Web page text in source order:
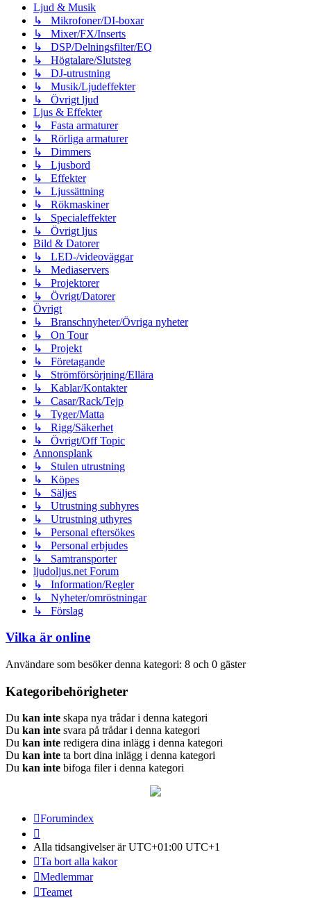
Ljud & Musik
↳ Mikrofoner/DI-boxar
↳ Mixer/FX/Inserts
↳ DSP/Delningsfilter/EQ
↳ Högtalare/Slutsteg
↳ DJ-utrustning
↳ Musik/Ljudeffekter
↳ Övrigt ljud
Ljus & Effekter
↳ Fasta armaturer
↳ Rörliga armaturer
↳ Dimmers
↳ Ljusbord
↳ Effekter
↳ Ljussättning
↳ Rökmaskiner
↳ Specialeffekter
↳ Övrigt ljus
Bild & Datorer
↳ LED-/videoväggar
↳ Mediaservers
↳ Projektorer
↳ Övrigt/Datorer
Övrigt
↳ Branschnyheter/Övriga nyheter
↳ On Tour
↳ Projekt
↳ Företagande
↳ Strömförsörjning/Ellära
↳ Kablar/Kontakter
↳ Casar/Rack/Tejp
↳ Tyger/Matta
↳ Rigg/Säkerhet
↳ Övrigt/Off Topic
Annonsplank
↳ Stulen utrustning
↳ Köpes
↳ Säljes
↳ Utrustning subhyres
↳ Utrustning uthyres
↳ Personal eftersökes
↳ Personal erbjudes
↳ Samtransporter
ljudoljus.net Forum
↳ Information/Regler
↳ Nyheter/omröstningar
↳ Förslag
Vilka är online
Användare som besöker denna kategori: 8 och 0 gäster
Kategoribehörigheter
Du kan inte skapa nya trådar i denna kategori
Du kan inte svara på trådar i denna kategori
Du kan inte redigera dina inlägg i denna kategori
Du kan inte ta bort dina inlägg i denna kategori
Du kan inte bifoga filer i denna kategori
Forumindex
Alla tidsangivelser är UTC+01:00 UTC+1
Ta bort alla kakor
Medlemmar
Teamet